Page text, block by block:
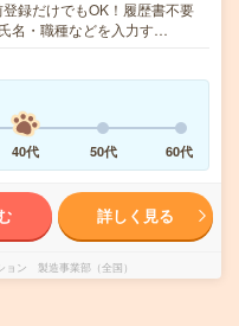
録だけでもOK！履歴書不要
名・職種などを入力す…
40代 50代 60代
詳しく見る
ョン 製造事業部（全国）